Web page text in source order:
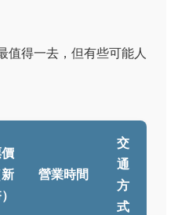
值得一去，但有些可能人
營業時間
交
通
方
式